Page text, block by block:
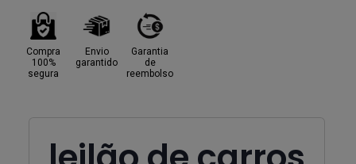
Compra
100%
segura
Envio
garantido
Garantia
de
reembolso